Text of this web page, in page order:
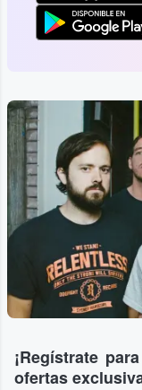
¡Regístrate
ofertas